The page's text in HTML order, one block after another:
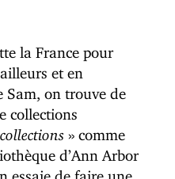
la France pour
et en
Sam, on trouve de
collections
» comme
d’Ann Arbor
essaie de faire une